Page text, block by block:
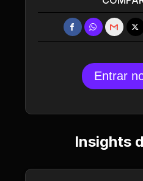
Entrar
Insights